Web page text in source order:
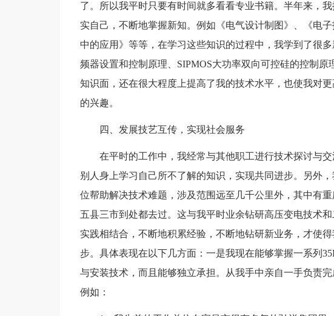
了。所以我平时只要有时间就多看看专业书籍。半年来，
实自己，不断地掌握新知。例如《电气设计制图》、《电
中的应用》等等，在学习这些知识的过程中，我学到了很
频器设置和控制原理、SIPMOS大功率双向可控硅的控制
知识面，还在很大程度上提高了我的技术水平，也使我对
的兴趣。
四、发展技艺互传，实现社会服务
在平时的工作中，我经常与其他职工进行技术探讨与
别人身上学习自己所不了解的知识，实现共同进步。另外
位帮助解决技术难题，涉及范围远至几千公里外，其中有
五县三市到处都去过。这与我平时业余钻研高压变电技术
实践相结合，不断地积累经验，不断地钻研新业务，才使
步。具体表现在以下几方面：一是我现在能够掌握一系列
与安装技术，而且能够独立承担。从我手中亲自一手负责
例如：